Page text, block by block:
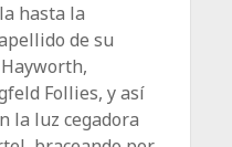
hasta la
de su
Follies, y así
la luz cegadora